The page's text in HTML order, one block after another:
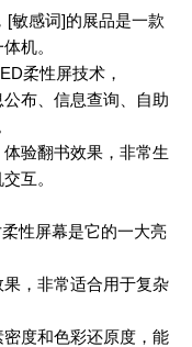
[敏感词]的展品是一款
机。
柔性屏技术，
布、信息查询、自助
验翻书效果，非常生
互。
性屏幕是它的一大亮
，非常适合用于复杂
度和色彩还原度，能